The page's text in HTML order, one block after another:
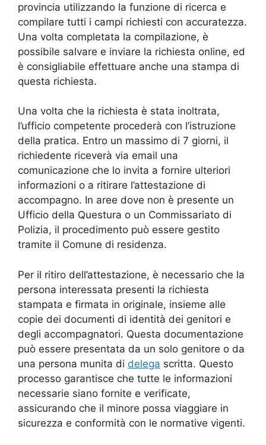
provincia utilizzando la funzione di ricerca e
compilare tutti i campi richiesti con accuratezza.
Una volta completata la compilazione, è
possibile salvare e inviare la richiesta online, ed
è consigliabile effettuare anche una stampa di
questa richiesta.
Una volta che la richiesta è stata inoltrata,
l’ufficio competente procederà con l’istruzione
della pratica. Entro un massimo di 7 giorni, il
richiedente riceverà via email una
comunicazione che lo invita a fornire ulteriori
informazioni o a ritirare l’attestazione di
accompagno. In aree dove non è presente un
Ufficio della Questura o un Commissariato di
Polizia, il procedimento può essere gestito
tramite il Comune di residenza.
Per il ritiro dell’attestazione, è necessario che la
persona interessata presenti la richiesta
stampata e firmata in originale, insieme alle
copie dei documenti di identità dei genitori e
degli accompagnatori. Questa documentazione
può essere presentata da un solo genitore o da
una persona munita di delega scritta. Questo
processo garantisce che tutte le informazioni
necessarie siano fornite e verificate,
assicurando che il minore possa viaggiare in
sicurezza e conformità con le normative vigenti.